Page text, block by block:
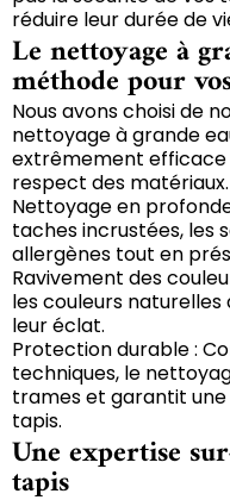
réduire leur durée de
Le nettoyage à
méthode pour
Nous avons choisi de
nettoyage à grande
extrêmement
respect des matériaux.
Nettoyage en
taches incrustées, les
allergènes tout en
Ravivement des
les couleurs
leur éclat.
Protection durable :
techniques, le
trames et garantit
tapis.
Une expertise
tapis